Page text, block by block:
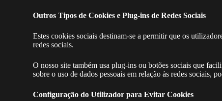
Outros Tipos de Cookies e Plug-ins de Redes Sociais
Estes cookies sociais destinam-se a permitir que os
redes sociais.
O nosso site também usa plug-ins ou botões sociais que
sobre o uso de dados pessoais em relação às redes sociais,
Configuração do Utilizador para Evitar Cookies